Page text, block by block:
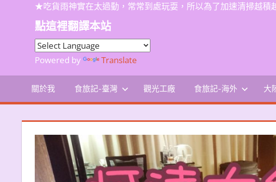
★吃貨雨神實在太過動，常常到處玩耍，所以為了加速清掃越積
點這裡翻譯本站
Powered by Translate
關於我 食旅記-臺灣 觀光工廠 食旅記-海外 大